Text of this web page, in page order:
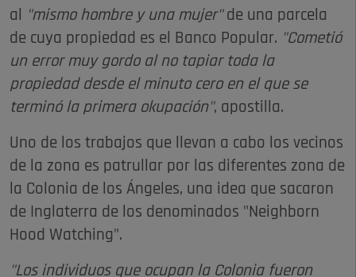
al
"mismo hombre y una mujer"de una parcela
de cuya propiedad es el Banco Popular. "Cometió
un error muy gordo al no tapiar toda la
propiedad desde el minuto cero en el que se
terminó la primera okupación", apostilla.
Uno de los trabajos que llevan a cabo los vecinos
de la zona es patrullar por las diferentes zona de
la Colonia de los Ángeles, una idea que sacaron
de Inglaterra de los denominados "Neighborn
Hood Watching".
"Los individuos que ocupan la Colonia fueron